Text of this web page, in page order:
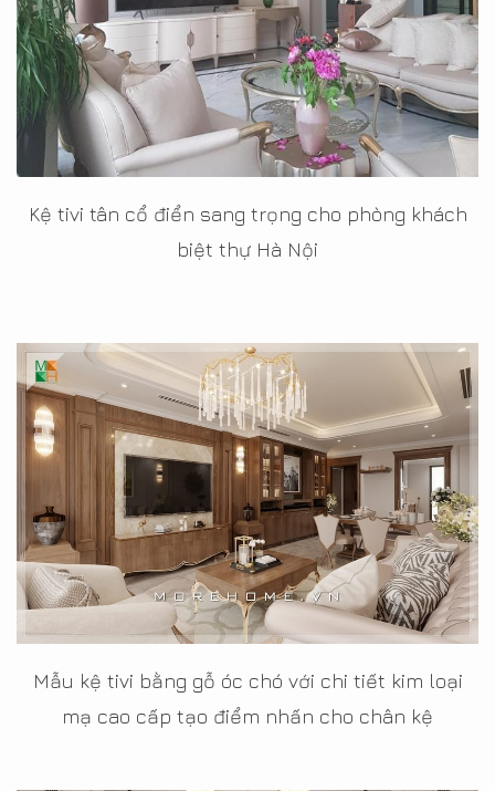
Kệ tivi tân cổ điển sang trọng cho phòng khách
biệt thự Hà Nội
Mẫu kệ tivi bằng gỗ óc chó với chi tiết kim loại
mạ cao cấp tạo điểm nhấn cho chân kệ